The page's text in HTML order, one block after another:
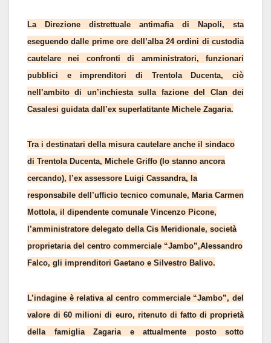
La Direzione distrettuale antimafia di Napoli, sta
eseguendo dalle prime ore dell’alba 24 ordini di custodia
cautelare nei confronti di amministratori, funzionari
pubblici e imprenditori di Trentola Ducenta, ciò
nell’ambito di un’inchiesta sulla fazione del Clan dei
Casalesi guidata dall’ex superlatitante Michele Zagaria.
Tra i destinatari della misura cautelare anche il sindaco
di Trentola Ducenta, Michele Griffo (lo stanno ancora
cercando), l’ex assessore Luigi Cassandra, la
responsabile dell’ufficio tecnico comunale, Maria Carmen
Mottola, il dipendente comunale Vincenzo Picone,
l’amministratore delegato della Cis Meridionale, società
proprietaria del centro commerciale “Jambo”,Alessandro
Falco, gli imprenditori Gaetano e Silvestro Balivo.
L’indagine è relativa al centro commerciale “Jambo”, del
valore di 60 milioni di euro, ritenuto di fatto di proprietà
della famiglia Zagaria e attualmente posto sotto